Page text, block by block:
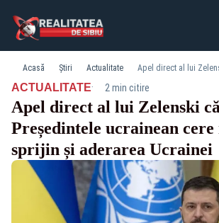
Acasă Știri Actualitate
ACTUALITATE· 2 min citire
Apel direct al lui Zelenski
Președintele ucrainean
sprijin și aderarea Ucrainei